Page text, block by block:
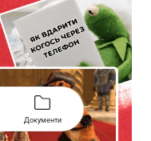
Документи